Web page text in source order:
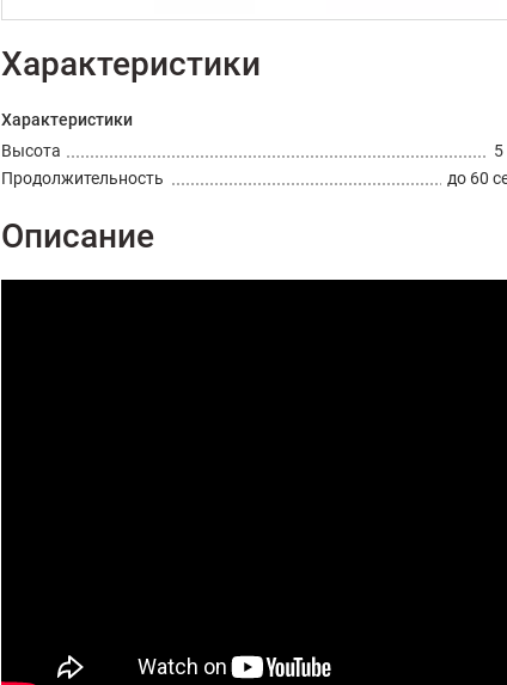
Характеристики
Характеристики
Высота
Продолжительность
до 60
Описание